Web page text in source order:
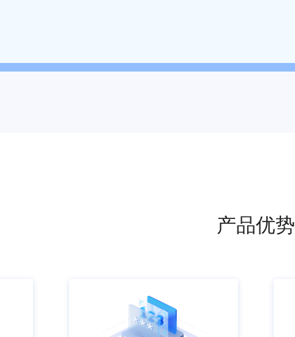
产品优势